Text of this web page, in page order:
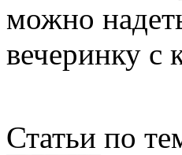
можно
вечеринку с
Статьи по